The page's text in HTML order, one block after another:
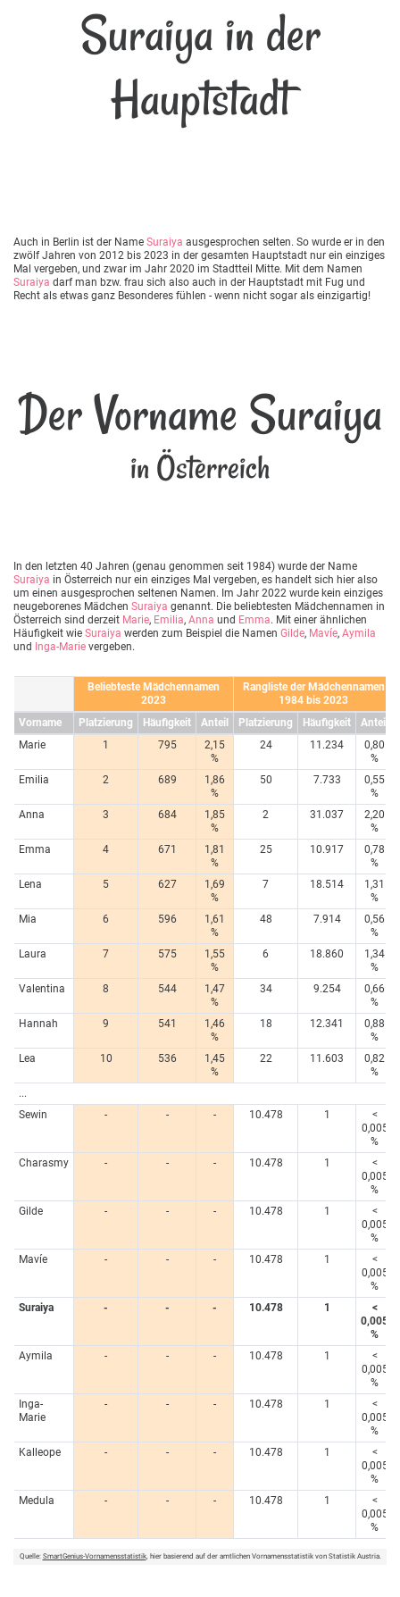
Suraiya in der
Hauptstadt
Auch in Berlin ist der Name Suraiya ausgesprochen selten. So wurde er in den
zwölf Jahren von 2012 bis 2023 in der gesamten Hauptstadt nur ein einziges
Mal vergeben, und zwar im Jahr 2020 im Stadtteil Mitte. Mit dem Namen
Suraiya darf man bzw. frau sich also auch in der Hauptstadt mit Fug und
Recht als etwas ganz Besonderes fühlen - wenn nicht sogar als einzigartig!
Der Vorname Suraiya
in Österreich
In den letzten 40 Jahren (genau genommen seit 1984) wurde der Name
Suraiya in Österreich nur ein einziges Mal vergeben, es handelt sich hier also
um einen ausgesprochen seltenen Namen. Im Jahr 2022 wurde kein einziges
neugeborenes Mädchen Suraiya genannt. Die beliebtesten Mädchennamen in
Österreich sind derzeit Marie, Emilia, Anna und Emma. Mit einer ähnlichen
Häufigkeit wie Suraiya werden zum Beispiel die Namen Gilde, Mavíe, Aymila
und Inga-Marie vergeben.
Beliebteste Mädchennamen
2023
Rangliste der Mädchennamen
1984 bis 2023
Vorname
Platzierung Häufigkeit Anteil Platzierung Häufigkeit
Anteil
Marie
1 795
2,15
%
24 11.234
0,80
%
Emilia
2 689
1,86
%
50 7.733
0,55
%
Anna
3 684
1,85
%
2 31.037
2,20
%
Emma
4 671
1,81
%
25 10.917
0,78
%
Lena
5 627
1,69
%
7 18.514
1,31
%
Mia
6 596
1,61
%
48 7.914
0,56
%
Laura
7 575
1,55
%
6 18.860
1,34
%
Valentina
8 544
1,47
%
34 9.254
0,66
%
Hannah
9 541
1,46
%
18 12.341
0,88
%
Lea
10 536
1,45
%
22 11.603
0,82
%
...
Sewin
- - - 10.478 1
<
0,005
%
Charasmy
- - - 10.478 1
<
0,005
%
Gilde
- - - 10.478 1
<
0,005
%
Mavíe
- - - 10.478 1
<
0,005
%
Suraiya
- - - 10.478 1
<
0,005
%
Aymila
- - - 10.478 1
<
0,005
%
Inga-
Marie
- - - 10.478 1
<
0,005
%
Kalleope
- - - 10.478 1
<
0,005
%
Medula
- - - 10.478 1
<
0,005
%
Quelle: SmartGenius-Vornamensstatistik, hier basierend auf der amtlichen Vornamensstatistik von Statistik Austria.